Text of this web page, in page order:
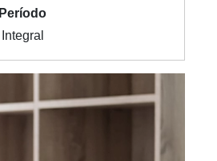
Período
Integral